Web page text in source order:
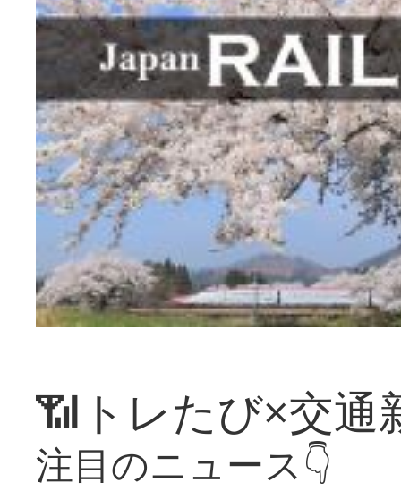
📶トレたび×交通
注目のニュース👇